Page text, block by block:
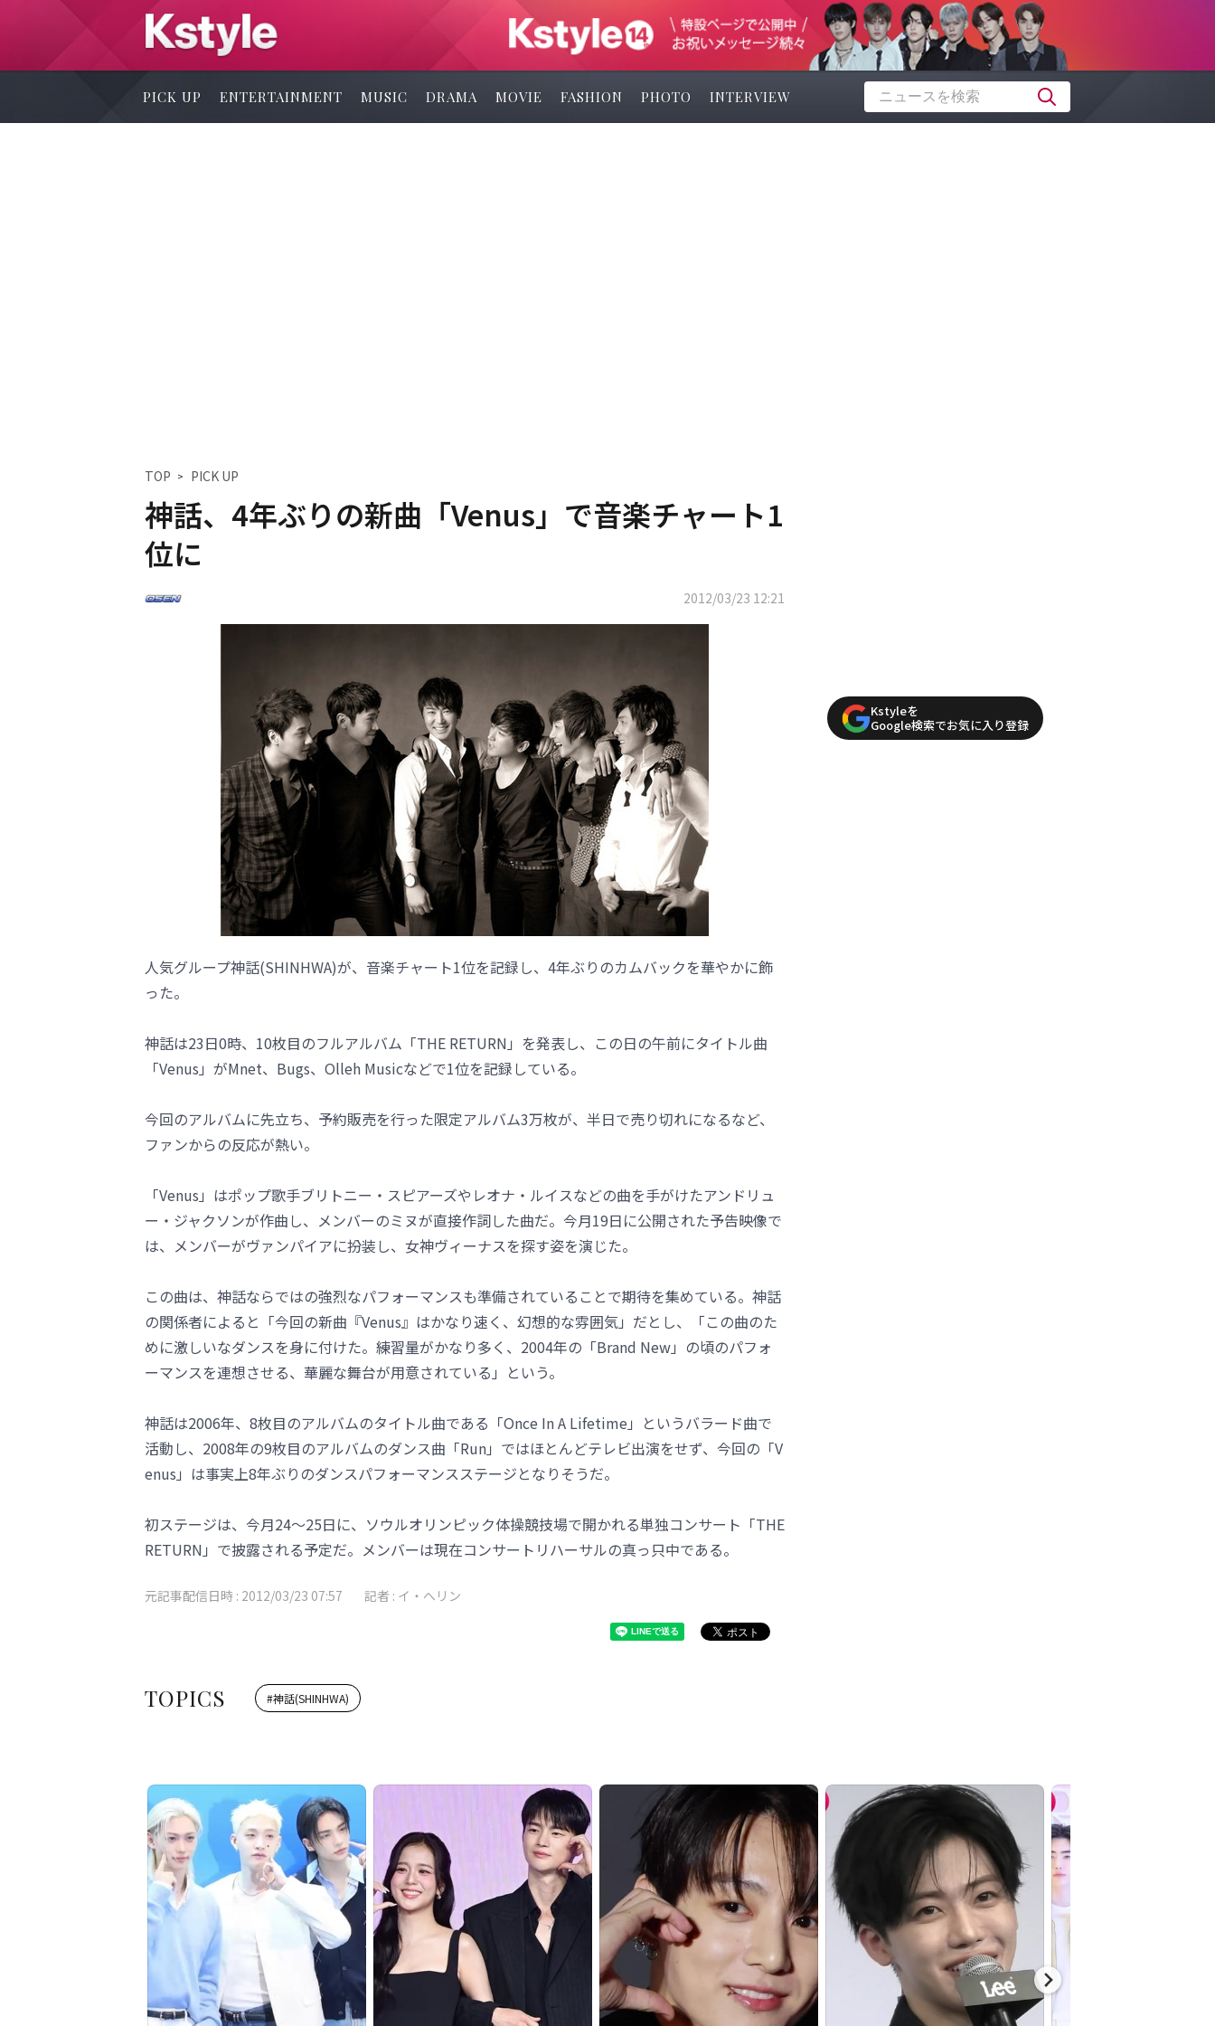
PICK UP ENTERTAINMENT MUSIC DRAMA MOVIE FASHION PHOTO INTERVIEW
TOP PICK UP
神話、4年ぶりの新曲「Venus」で音楽チャート1
位に
2012/03/23 12:21
人気グループ神話(SHINHWA)が、音楽チャート1位を記録し、4年ぶりのカムバックを華やかに飾
った。
神話は23日0時、10枚目のフルアルバム「THE RETURN」を発表し、この日の午前にタイトル曲
「Venus」がMnet、Bugs、Olleh Musicなどで1位を記録している。
今回のアルバムに先立ち、予約販売を行った限定アルバム3万枚が、半日で売り切れになるなど、
ファンからの反応が熱い。
「Venus」はポップ歌手ブリトニー・スピアーズやレオナ・ルイスなどの曲を手がけたアンドリュ
ー・ジャクソンが作曲し、メンバーのミヌが直接作詞した曲だ。今月19日に公開された予告映像で
は、メンバーがヴァンパイアに扮装し、女神ヴィーナスを探す姿を演じた。
この曲は、神話ならではの強烈なパフォーマンスも準備されていることで期待を集めている。神話
の関係者によると「今回の新曲『Venus』はかなり速く、幻想的な雰囲気」だとし、「この曲のた
めに激しいなダンスを身に付けた。練習量がかなり多く、2004年の「Brand New」の頃のパフォ
ーマンスを連想させる、華麗な舞台が用意されている」という。
神話は2006年、8枚目のアルバムのタイトル曲である「Once In A Lifetime」というバラード曲で
活動し、2008年の9枚目のアルバムのダンス曲「Run」ではほとんどテレビ出演をせず、今回の「V
enus」は事実上8年ぶりのダンスパフォーマンスステージとなりそうだ。
初ステージは、今月24～25日に、ソウルオリンピック体操競技場で開かれる単独コンサート「THE
RETURN」で披露される予定だ。メンバーは現在コンサートリハーサルの真っ只中である。
元記事配信日時 : 2012/03/23 07:57 記者 : イ・へリン
TOPICS #神話(SHINHWA)
Kstyleを
Google検索でお気に入り登録